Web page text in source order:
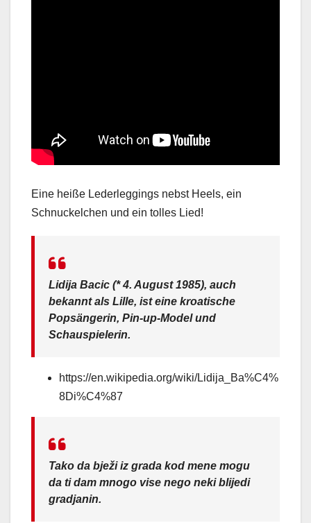
Eine heiße Lederleggings nebst Heels, ein
Schnuckelchen und ein tolles Lied!
Lidija Bacic (* 4. August 1985), auch
bekannt als Lille, ist eine kroatische
Popsängerin, Pin-up-Model und
Schauspielerin.
https://en.wikipedia.org/wiki/Lidija_Ba%C4%
8Di%C4%87
Tako da bježi iz grada kod mene mogu
da ti dam mnogo vise nego neki blijedi
gradjanin.